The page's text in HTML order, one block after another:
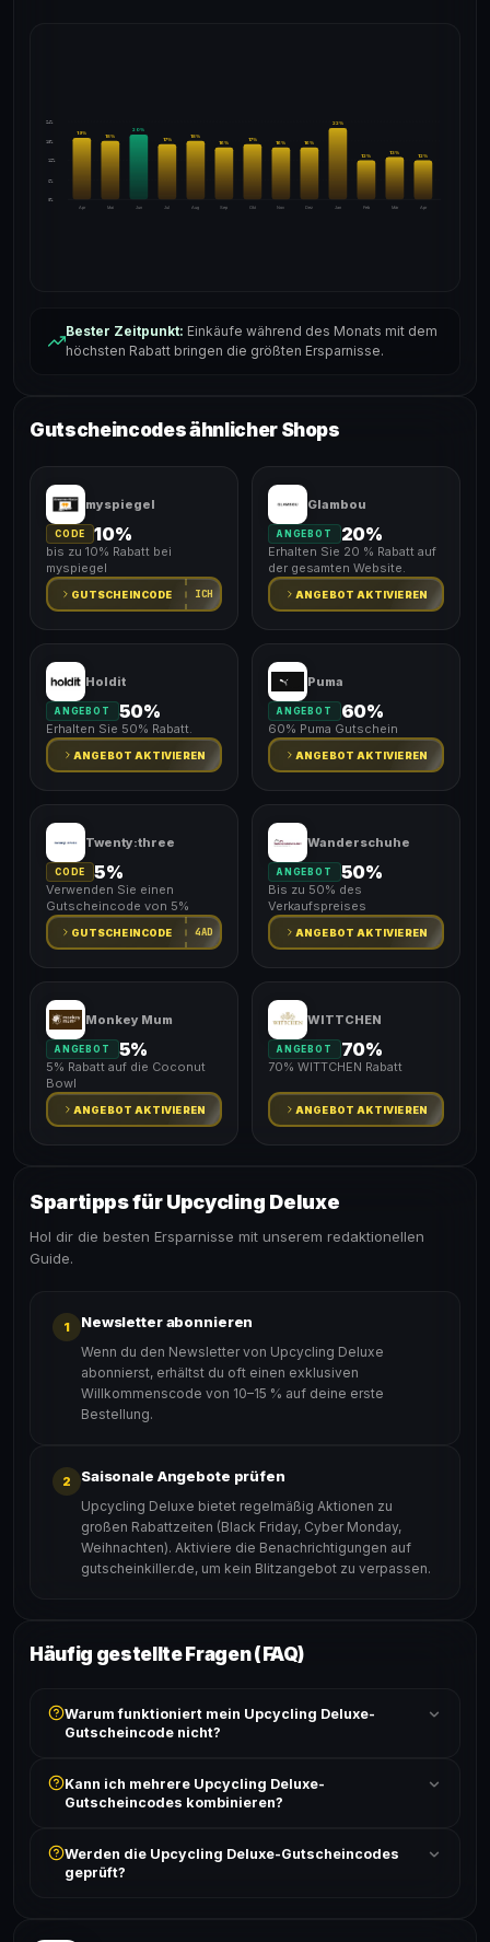
24%
18%
12%
6%
0%
Apr
19%
Mai
18%
Jun
20%
Jul
17%
Aug
18%
Sep
16%
Okt
17%
Nov
16%
Dez
16%
Jan
22%
Feb
12%
Mär
13%
Apr
12%
Bester Zeitpunkt: Einkäufe während des Monats mit dem
höchsten Rabatt bringen die größten Ersparnisse.
Gutscheincodes ähnlicher Shops
myspiegel
CODE 10%
bis zu 10% Rabatt bei
myspiegel
GUTSCHEINCODE ICH
Glambou
ANGEBOT 20%
Erhalten Sie 20 % Rabatt auf
der gesamten Website.
ANGEBOT AKTIVIEREN
Holdit
ANGEBOT 50%
Erhalten Sie 50% Rabatt.
ANGEBOT AKTIVIEREN
Puma
ANGEBOT 60%
60% Puma Gutschein
ANGEBOT AKTIVIEREN
Twenty:three
CODE 5%
Verwenden Sie einen
Gutscheincode von 5%
GUTSCHEINCODE 4AD
Wanderschuhe
ANGEBOT 50%
Bis zu 50% des
Verkaufspreises
ANGEBOT AKTIVIEREN
Monkey Mum
ANGEBOT 5%
5% Rabatt auf die Coconut
Bowl
ANGEBOT AKTIVIEREN
WITTCHEN
ANGEBOT 70%
70% WITTCHEN Rabatt
ANGEBOT AKTIVIEREN
Spartipps für Upcycling Deluxe
Hol dir die besten Ersparnisse mit unserem redaktionellen
Guide.
1 Newsletter abonnieren
Wenn du den Newsletter von Upcycling Deluxe
abonnierst, erhältst du oft einen exklusiven
Willkommenscode von 10–15 % auf deine erste
Bestellung.
2 Saisonale Angebote prüfen
Upcycling Deluxe bietet regelmäßig Aktionen zu
großen Rabattzeiten (Black Friday, Cyber Monday,
Weihnachten). Aktiviere die Benachrichtigungen auf
gutscheinkiller.de, um kein Blitzangebot zu verpassen.
Häufig gestellte Fragen (FAQ)
Warum funktioniert mein Upcycling Deluxe-
Gutscheincode nicht?
ist und ob der Code nicht für bereits reduzierte Artikel
gilt. Alle Bedingungen findest du unter „Details".
Kann ich mehrere Upcycling Deluxe-
Gutscheincodes kombinieren?
akzeptiert. Die Kombination mehrerer Codes ist meist
ausgeschlossen, sofern die Angebotsbedingungen
Werden die Upcycling Deluxe-Gutscheincodes
geprüft?